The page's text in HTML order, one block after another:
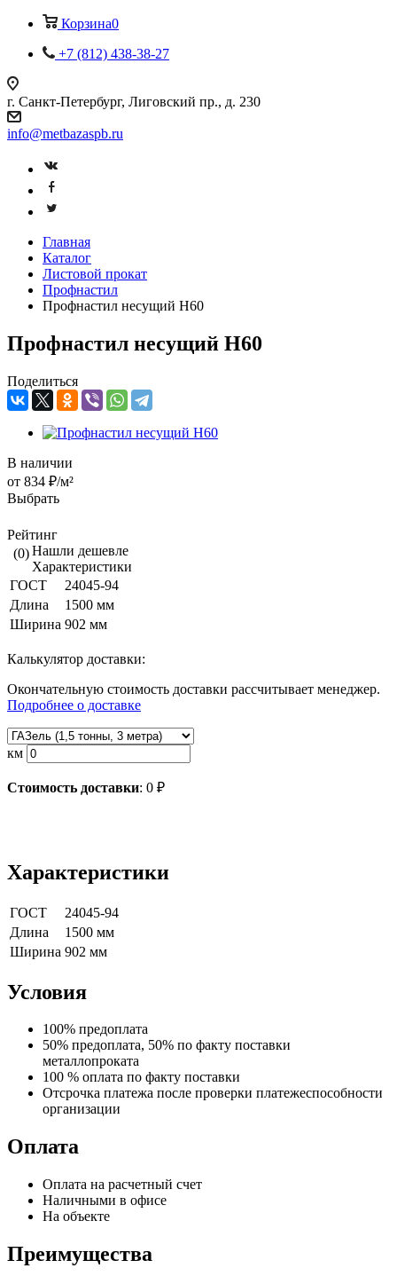
Корзина0
+7 (812) 438-38-27
г. Санкт-Петербург, Лиговский пр., д. 230
info@metbazaspb.ru
Главная
Каталог
Листовой прокат
Профнастил
Профнастил несущий Н60
Профнастил несущий Н60
Поделиться
В наличии
от 834 ₽/м²
Выбрать
Рейтинг
(0)Нашли дешевле
Характеристики
ГОСТ
24045-94
Длина
1500 мм
Ширина 902 мм
Калькулятор доставки:
Окончательную стоимость доставки рассчитывает менеджер.
Подробнее о доставке
км
Стоимость доставки: 0 ₽
Характеристики
ГОСТ
24045-94
Длина
1500 мм
Ширина 902 мм
Условия
100% предоплата
50% предоплата, 50% по факту поставки
металлопроката
100 % оплата по факту поставки
Отсрочка платежа после проверки платежеспособности
организации
Оплата
Оплата на расчетный счет
Наличными в офисе
На объекте
Преимущества